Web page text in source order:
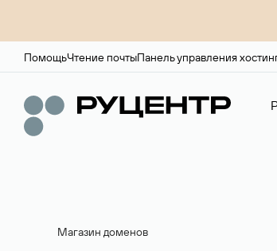
ПомощьЧтение почтыПанель управления
Магазин доменов